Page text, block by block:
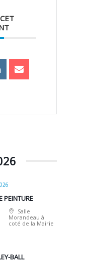
PEINTURE
Salle
Morandeau à
coté de la Mairie
BALL